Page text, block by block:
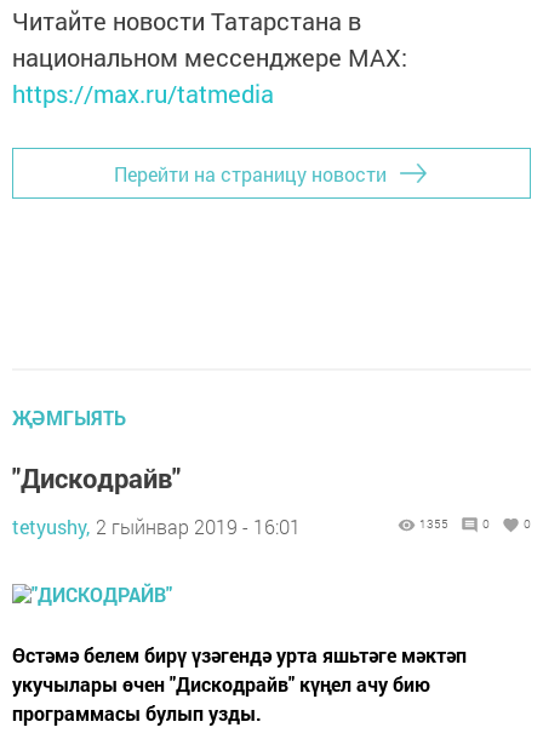
Читайте новости Татарстана в
национальном мессенджере MАХ:
https://max.ru/tatmedia
Перейти на страницу новости
ҖӘМГЫЯТЬ
"Дискодрайв"
tetyushy, 2 гыйнвар 2019 - 16:01 1355 0 0
Өстәмә белем бирү үзәгендә урта яшьтәге мәктәп
укучылары өчен "Дискодрайв" күңел ачу бию
программасы булып узды.